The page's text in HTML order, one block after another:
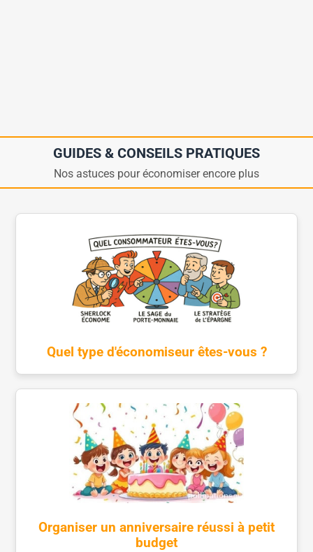
GUIDES & CONSEILS PRATIQUES
Nos astuces pour économiser encore plus
Quel type d'économiseur êtes-vous ?
Organiser un anniversaire réussi à petit
budget